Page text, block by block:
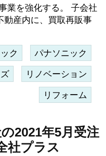
業を強化する。 子会社
動産内に、買取再販事
ク パナソニック
リノベーション
リフォーム
2021年5月受注
社プラス